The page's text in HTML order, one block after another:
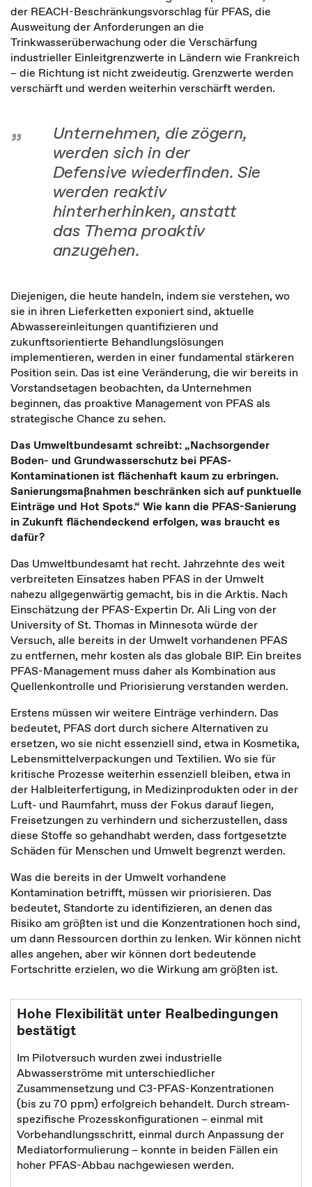
der REACH-Beschränkungsvorschlag für PFAS, die
Ausweitung der Anforderungen an die
Trinkwasserüberwachung oder die Verschärfung
industrieller Einleitgrenzwerte in Ländern wie Frankreich
– die Richtung ist nicht zweideutig. Grenzwerte werden
verschärft und werden weiterhin verschärft werden.
Unternehmen, die zögern,
werden sich in der
Defensive wiederfinden. Sie
werden reaktiv
hinterherhinken, anstatt
das Thema proaktiv
anzugehen.
Diejenigen, die heute handeln, indem sie verstehen, wo
sie in ihren Lieferketten exponiert sind, aktuelle
Abwassereinleitungen quantifizieren und
zukunftsorientierte Behandlungslösungen
implementieren, werden in einer fundamental stärkeren
Position sein. Das ist eine Veränderung, die wir bereits in
Vorstandsetagen beobachten, da Unternehmen
beginnen, das proaktive Management von PFAS als
strategische Chance zu sehen.
Das Umweltbundesamt schreibt: „Nachsorgender
Boden- und Grundwasserschutz bei PFAS-
Kontaminationen ist flächenhaft kaum zu erbringen.
Sanierungsmaßnahmen beschränken sich auf punktuelle
Einträge und Hot Spots.“ Wie kann die PFAS-Sanierung
in Zukunft flächendeckend erfolgen, was braucht es
dafür?
Das Umweltbundesamt hat recht. Jahrzehnte des weit
verbreiteten Einsatzes haben PFAS in der Umwelt
nahezu allgegenwärtig gemacht, bis in die Arktis. Nach
Einschätzung der PFAS-Expertin Dr. Ali Ling von der
University of St. Thomas in Minnesota würde der
Versuch, alle bereits in der Umwelt vorhandenen PFAS
zu entfernen, mehr kosten als das globale BIP. Ein breites
PFAS-Management muss daher als Kombination aus
Quellenkontrolle und Priorisierung verstanden werden.
Erstens müssen wir weitere Einträge verhindern. Das
bedeutet, PFAS dort durch sichere Alternativen zu
ersetzen, wo sie nicht essenziell sind, etwa in Kosmetika,
Lebensmittelverpackungen und Textilien. Wo sie für
kritische Prozesse weiterhin essenziell bleiben, etwa in
der Halbleiterfertigung, in Medizinprodukten oder in der
Luft- und Raumfahrt, muss der Fokus darauf liegen,
Freisetzungen zu verhindern und sicherzustellen, dass
diese Stoffe so gehandhabt werden, dass fortgesetzte
Schäden für Menschen und Umwelt begrenzt werden.
Was die bereits in der Umwelt vorhandene
Kontamination betrifft, müssen wir priorisieren. Das
bedeutet, Standorte zu identifizieren, an denen das
Risiko am größten ist und die Konzentrationen hoch sind,
um dann Ressourcen dorthin zu lenken. Wir können nicht
alles angehen, aber wir können dort bedeutende
Fortschritte erzielen, wo die Wirkung am größten ist.
Hohe Flexibilität unter Realbedingungen
bestätigt
Im Pilotversuch wurden zwei industrielle
Abwasserströme mit unterschiedlicher
Zusammensetzung und C3-PFAS-Konzentrationen
(bis zu 70 ppm) erfolgreich behandelt. Durch stream-
spezifische Prozesskonfigurationen – einmal mit
Vorbehandlungsschritt, einmal durch Anpassung der
Mediatorformulierung – konnte in beiden Fällen ein
hoher PFAS-Abbau nachgewiesen werden.